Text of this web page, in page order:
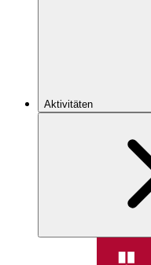
Aktivitäten